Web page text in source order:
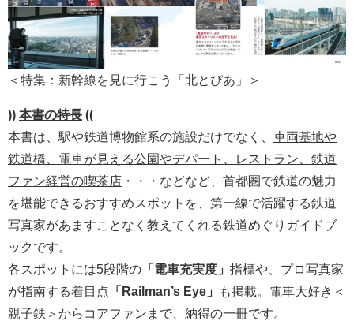
＜特集：新幹線を見に行こう「北とぴあ」＞
)) 本書の特長 ((
本書は、駅や鉄道博物館系の施設だけでなく、 車両基地や
鉄道橋、電車が見える公園やデパート、レストラン、鉄道
ファン経営の喫茶店 ・・・などなど、首都圏で鉄道の魅力
を堪能できるおすすめスポットを、第一線で活躍する鉄道
写真家があますことなく教えてくれる鉄道めぐりガイドブ
ックです。
各スポットには5段階の 「電車充実度」 指標や、プロ写真家
が指南する着目点 「Railman’s Eye」
も掲載。電車大好き＜
親子鉄＞からコアファンまで、納得の一冊です。